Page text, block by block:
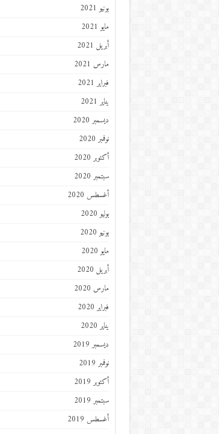
يونيو 2021
مايو 2021
أبريل 2021
مارس 2021
فبراير 2021
يناير 2021
ديسمبر 2020
نوفمبر 2020
أكتوبر 2020
سبتمبر 2020
أغسطس 2020
يوليو 2020
يونيو 2020
مايو 2020
أبريل 2020
مارس 2020
فبراير 2020
يناير 2020
ديسمبر 2019
نوفمبر 2019
أكتوبر 2019
سبتمبر 2019
أغسطس 2019